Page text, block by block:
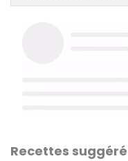
Recettes